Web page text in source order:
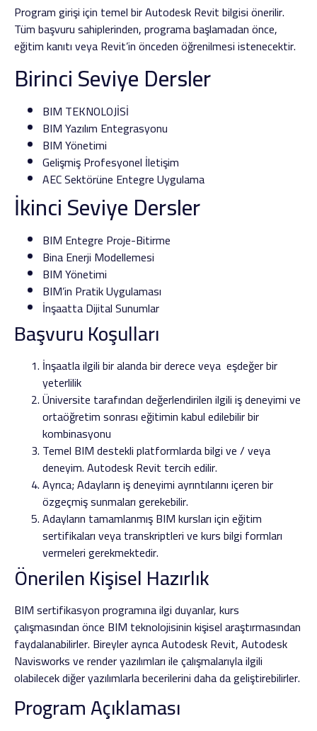
Program girişi için temel bir Autodesk Revit bilgisi önerilir.
Tüm başvuru sahiplerinden, programa başlamadan önce,
eğitim kanıtı veya Revit’in önceden öğrenilmesi istenecektir.
Birinci Seviye Dersler
BIM TEKNOLOJİSİ
BIM Yazılım Entegrasyonu
BIM Yönetimi
Gelişmiş Profesyonel İletişim
AEC Sektörüne Entegre Uygulama
İkinci Seviye Dersler
BIM Entegre Proje-Bitirme
Bina Enerji Modellemesi
BIM Yönetimi
BIM’in Pratik Uygulaması
İnşaatta Dijital Sunumlar
Başvuru Koşulları
İnşaatla ilgili bir alanda bir derece veya eşdeğer bir
yeterlilik
Üniversite tarafından değerlendirilen ilgili iş deneyimi ve
ortaöğretim sonrası eğitimin kabul edilebilir bir
kombinasyonu
Temel BIM destekli platformlarda bilgi ve / veya
deneyim. Autodesk Revit tercih edilir.
Ayrıca; Adayların iş deneyimi ayrıntılarını içeren bir
özgeçmiş sunmaları gerekebilir.
Adayların tamamlanmış BIM kursları için eğitim
sertifikaları veya transkriptleri ve kurs bilgi formları
vermeleri gerekmektedir.
Önerilen Kişisel Hazırlık
BIM sertifikasyon programına ilgi duyanlar, kurs
çalışmasından önce BIM teknolojisinin kişisel araştırmasından
faydalanabilirler. Bireyler ayrıca Autodesk Revit, Autodesk
Navisworks ve render yazılımları ile çalışmalarıyla ilgili
olabilecek diğer yazılımlarla becerilerini daha da geliştirebilirler.
Program Açıklaması